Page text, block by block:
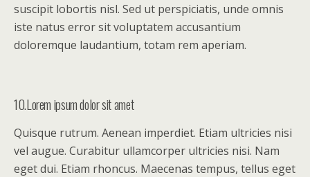
suscipit lobortis nisl. Sed ut perspiciatis, unde omnis
iste natus error sit voluptatem accusantium
doloremque laudantium, totam rem aperiam.
10.Lorem ipsum dolor sit amet
Quisque rutrum. Aenean imperdiet. Etiam ultricies nisi
vel augue. Curabitur ullamcorper ultricies nisi. Nam
eget dui. Etiam rhoncus. Maecenas tempus, tellus eget